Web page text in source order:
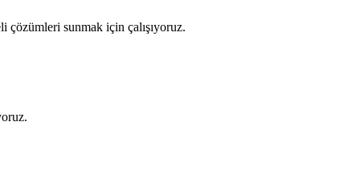
çözümleri sunmak için çalışıyoruz.